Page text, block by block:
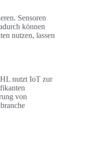
Sensoren
können
nutzen, lassen
nutzt IoT zur
von